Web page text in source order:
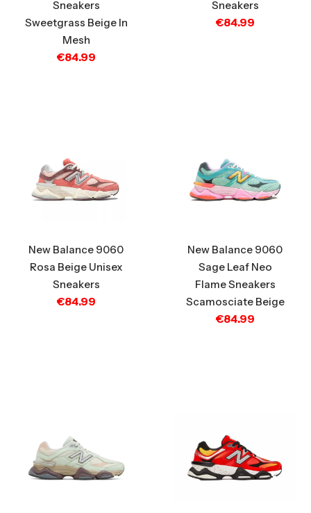
Sneakers
Sweetgrass Beige In
Mesh
€84.99
Sneakers
€84.99
New Balance 9060
Rosa Beige Unisex
Sneakers
€84.99
New Balance 9060
Sage Leaf Neo
Flame Sneakers
Scamosciate Beige
€84.99